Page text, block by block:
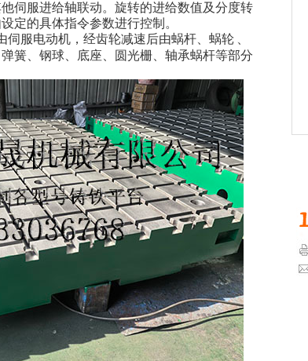
伺服进给轴联动。旋转的进给数值及分度转
定的具体指令参数进行控制。
伺服电动机，经齿轮减速后由蜗杆、蜗轮
簧、钢球、底座、圆光栅、轴承蜗杆等部分